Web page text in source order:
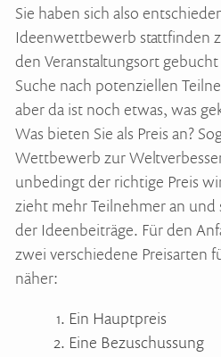
Sie haben sich also
Ideenwettbewerb stattfinden
den Veranstaltungsort
Suche nach potenziellen
aber da ist noch etwas, was
Was bieten Sie als Preis an?
Wettbewerb zur
unbedingt der richtige Preis
zieht mehr Teilnehmer an
der Ideenbeiträge. Für den
zwei verschiedene Preisarten
näher:
Ein Hauptpreis
Eine Bezuschussung